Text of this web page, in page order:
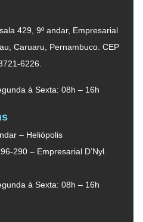
429, 9º andar, Empresarial
Caruaru, Pernambuco. CEP
6226.
à Sexta: 08h – 16h
– Heliópolis
290 – Empresarial D’Nyl.
à Sexta: 08h – 16h